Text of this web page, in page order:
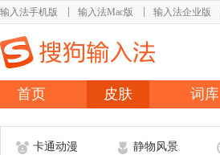
输入法手机版 输入法Mac版 输入法企业版
首页 皮肤 词库
卡通动漫 静物风景